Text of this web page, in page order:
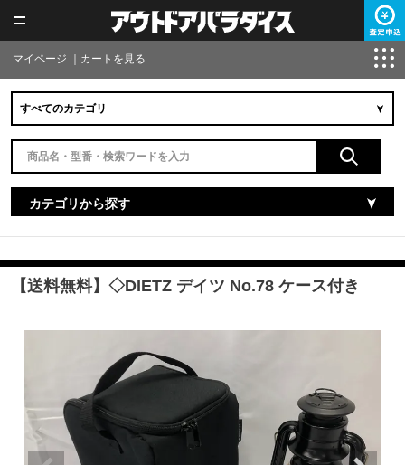
マイページ カートを見る
カテゴリから探す
【送料無料】◇DIETZ デイツ No.78 ケース付き